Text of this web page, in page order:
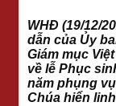
WHĐ (19/12/
dẫn của Ủy
Giám mục
về lễ Phục
năm phụng
Chúa hiển